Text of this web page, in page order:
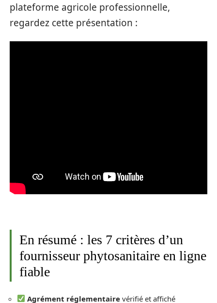
plateforme agricole professionnelle,
regardez cette présentation :
En résumé : les 7 critères d’un
fournisseur phytosanitaire en ligne
fiable
Agrément réglementaire vérifié et affiché